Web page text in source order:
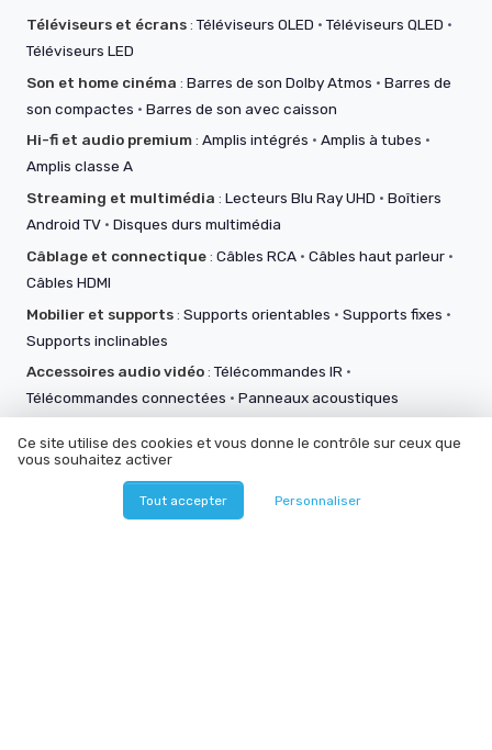
Téléviseurs et écrans:Téléviseurs OLED ·Téléviseurs QLED ·
Téléviseurs LED
Son et home cinéma : Barres de son Dolby Atmos · Barres de
son compactes · Barres de son avec caisson
Hi-fi et audio premium: Amplis intégrés · Amplis à tubes ·
Amplis classe A
Streaming et multimédia : Lecteurs Blu Ray UHD · Boîtiers
Android TV · Disques durs multimédia
Câblage et connectique: Câbles RCA · Câbles haut parleur ·
Câbles HDMI
Mobilier et supports: Supports orientables · Supports fixes ·
Supports inclinables
Accessoires audio vidéo:Télécommandes IR ·
Télécommandes connectées · Panneaux acoustiques
Nos outils pratiques
Ce site utilise des cookies et vous donne le contrôle sur ceux que
Tout accepter